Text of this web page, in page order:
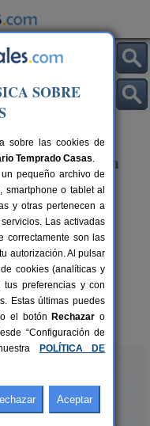
de La
10+1 pers.
desde30 €
SOBRE
sobre las cookies de
Temprado Casas.
pequeño archivo de
o tablet al
y otras pertenecen a
Las activadas
correctamente son las
autorización. Al pulsar
cookies (analíticas y
tus preferencias y con
Estas últimas puedes
el botón Rechazar o
“Configuración de
POLÍTICA DE